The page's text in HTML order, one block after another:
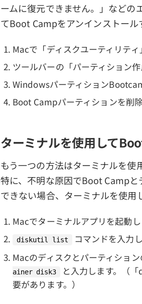
ームに復元できません。」などの
てBoot Campをアンインストール
Macで「ディスクユーティリティ
ツールバーの「パーティション
Windowsパーティション
Boot Campパーティションを削除
ターミナルを使用して
もう一つの方法はターミナルを使
特に、不明な原因でBoot Camp
できない場合、ターミナルを使用
Macでターミナルアプリを起動し
diskutil list
コマンドを入力
Macのディスクとパーティショ
ainer disk3
と入力します。（
要があります。）